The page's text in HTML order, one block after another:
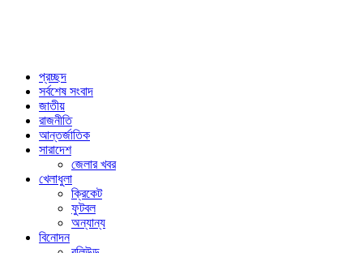
প্রচ্ছদ
সর্বশেষ সংবাদ
জাতীয়
রাজনীতি
আন্তর্জাতিক
সারাদেশ
জেলার খবর
খেলাধুলা
ক্রিকেট
ফুটবল
অন্যান্য
বিনোদন